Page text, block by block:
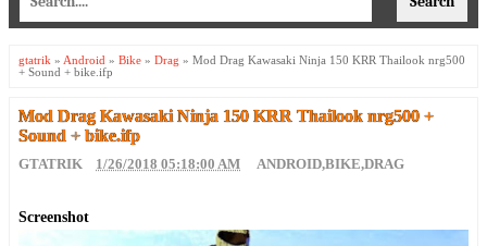
gtatrik » Android » Bike » Drag » Mod Drag Kawasaki Ninja 150 KRR Thailook nrg500
+ Sound + bike.ifp
Mod Drag Kawasaki Ninja 150 KRR Thailook nrg500 +
Sound + bike.ifp
GTATRIK 1/26/2018 05:18:00 AM ANDROID,BIKE,DRAG
Screenshot